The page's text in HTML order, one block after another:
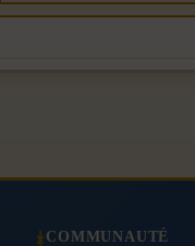
COMMUNAUTÉ